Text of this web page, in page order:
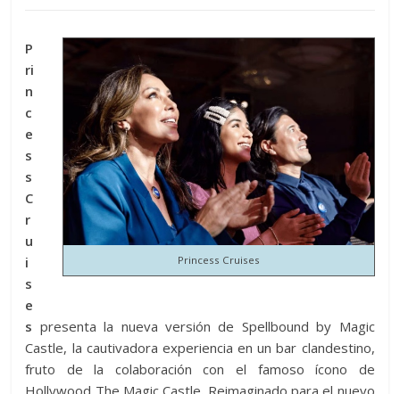
Princess Cruises
P
ri
n
c
e
s
s
C
r
u
i
s
e
s presenta la nueva versión de Spellbound by Magic
Castle, la cautivadora experiencia en un bar clandestino,
fruto de la colaboración con el famoso ícono de
Hollywood The Magic Castle. Reimaginado para el nuevo